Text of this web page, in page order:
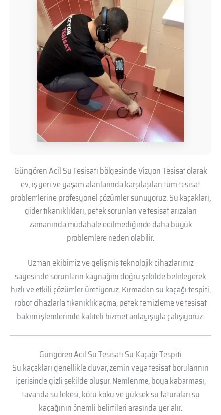
Güngören Acil Su Tesisatı bölgesinde Vizyon Tesisat olarak
ev, iş yeri ve yaşam alanlarında karşılaşılan tüm tesisat
problemlerine profesyonel çözümler sunuyoruz. Su kaçakları,
gider tıkanıklıkları, petek sorunları ve tesisat arızaları
zamanında müdahale edilmediğinde daha büyük
problemlere neden olabilir.
Uzman ekibimiz ve gelişmiş teknolojik cihazlarımız
sayesinde sorunların kaynağını doğru şekilde belirleyerek
hızlı ve etkili çözümler üretiyoruz. Kırmadan su kaçağı tespiti,
robot cihazlarla tıkanıklık açma, petek temizleme ve tesisat
bakım işlemlerinde kaliteli hizmet anlayışıyla çalışıyoruz.
Güngören Acil Su Tesisatı Su Kaçağı Tespiti
Su kaçakları genellikle duvar, zemin veya tesisat borularının
içerisinde gizli şekilde oluşur. Nemlenme, boya kabarması,
tavanda su lekesi, kötü koku ve yüksek su faturaları su
kaçağının önemli belirtileri arasında yer alır.